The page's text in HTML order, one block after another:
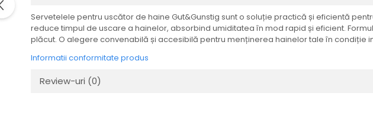
Servetelele pentru uscător de haine Gut&Gunstig sunt o soluție practică și eficientă
reduce timpul de uscare a hainelor, absorbind umiditatea în mod rapid și eficient.
plăcut. O alegere convenabilă și accesibilă pentru menținerea hainelor tale în condiție
Informatii conformitate produs
Review-uri (0)